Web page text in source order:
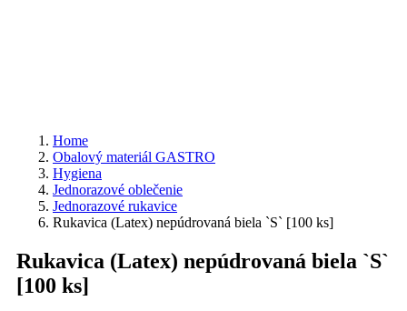
Home
Obalový materiál GASTRO
Hygiena
Jednorazové oblečenie
Jednorazové rukavice
Rukavica (Latex) nepúdrovaná biela `S` [100 ks]
Rukavica (Latex) nepúdrovaná biela `S`
[100 ks]